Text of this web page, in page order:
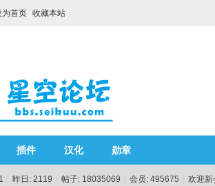
为首页 收藏本站
插件 汉化 勋章
昨日: 2119 帖子: 18035069 会员: 495675 欢迎